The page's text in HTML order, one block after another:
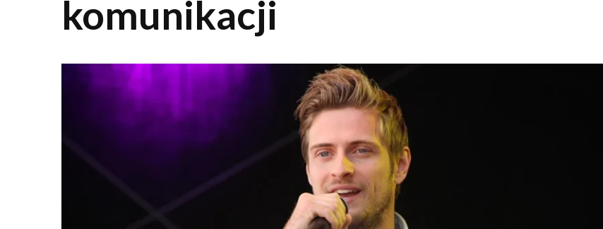
komunikacji